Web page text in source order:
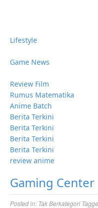
Lifestyle
Game News
Review Film
Rumus Matematika
Anime Batch
Berita Terkini
Berita Terkini
Berita Terkini
Berita Terkini
review anime
Gaming Center
Posted in: Tak Berkategori